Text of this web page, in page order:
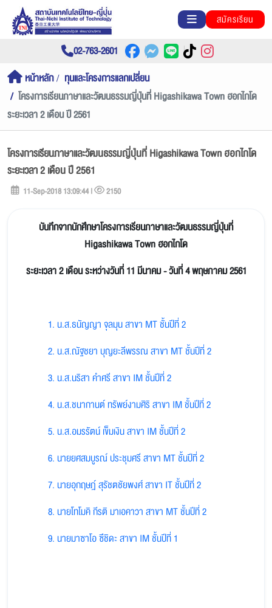
สมัครเรียน
02-763-2601
หน้าหลัก
ทุนและโครงการแลกเปลี่ยน
โครงการเรียนภาษาและวัฒนธรรมญี่ปุ่นที่ Higashikawa Town ฮอกไกโด
ระยะเวลา 2 เดือน ปี 2561
โครงการเรียนภาษาและวัฒนธรรมญี่ปุ่นที่ Higashikawa Town ฮอกไกโด
ระยะเวลา 2 เดือน ปี 2561
11-Sep-2018 13:09:44 | 2150
บันทึกจากนักศึกษาโครงการเรียนภาษาและวัฒนธรรมญี่ปุ่นที่
Higashikawa Town ฮอกไกโด
ระยะเวลา 2 เดือน ระหว่างวันที่ 11 มีนาคม - วันที่ 4 พฤษภาคม 2561
1. น.ส.ธนัญญา จุลมุน สาขา MT ชั้นปีที่ 2
2. น.ส.ณัฐชยา บุญยะลีพรรณ สาขา MT ชั้นปีที่ 2
3. น.ส.นริสา คำศรี สาขา IM ชั้นปีที่ 2
4. น.ส.ชนากานต์ ทรัพย์งามศิริ สาขา IM ชั้นปีที่ 2
5. น.ส.อมรรัตน์ เข็มเงิน สาขา IM ชั้นปีที่ 2
6. นายยศสมบูรณ์ ประชุมศรี สาขา MT ชั้นปีที่ 2
7. นายอุกฤษฎ์ สุรัชตชัยพงศ์ สาขา IT ชั้นปีที่ 2
8. นายโทโมคิ กีรติ มาเอคาวา สาขา MT ชั้นปีที่ 2
9. นายมาซาโอ ซึชิดะ สาขา IM ชั้นปีที่ 1